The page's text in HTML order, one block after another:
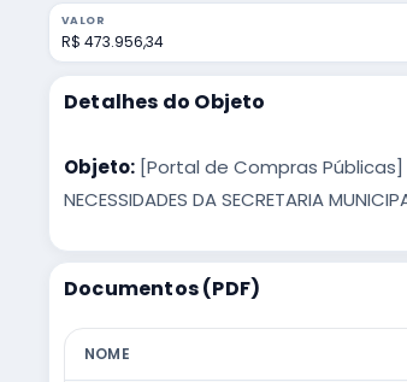
VALOR
R$ 473.956,34
Detalhes do Objeto
Objeto: [Portal de Compras Públicas] -
NECESSIDADES DA SECRETARIA
Documentos (PDF)
NOME